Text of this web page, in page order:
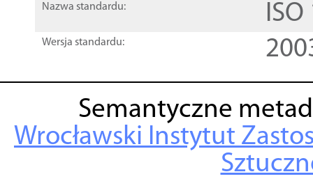
Nazwa standardu:
Wersja standardu:
Semantyczne
Wrocławski Instytut